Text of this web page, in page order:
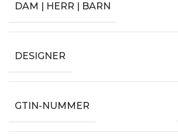
DAM | HERR | BARN
DESIGNER
GTIN-NUMMER